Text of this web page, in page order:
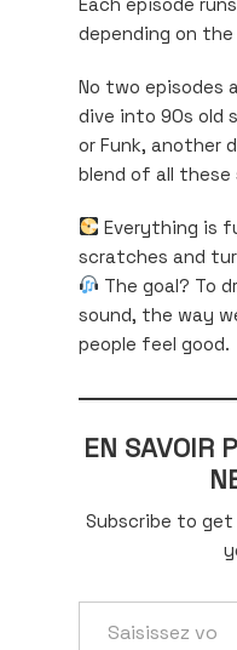
depending on the
No two episodes
dive into 90s old
or Funk, another
blend of all these
Everything is
scratches and
The goal? To
sound, the way
people feel good.
EN SAVOIR
Subscribe to
votre